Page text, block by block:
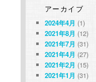
アーカイブ
2024年4月 (1)
2021年8月 (12)
2021年7月 (31)
2021年4月 (27)
2021年2月 (15)
2021年1月 (31)